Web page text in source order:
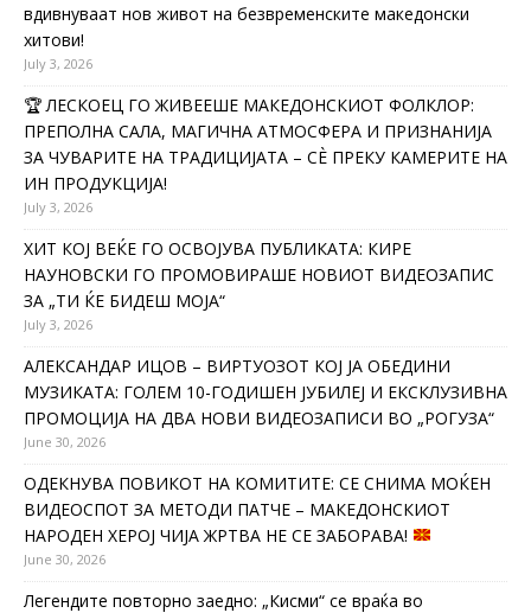
вдивнуваат нов живот на безвременските македонски
хитови!
July 3, 2026
🏆 ЛЕСКОЕЦ ГО ЖИВЕЕШЕ МАКЕДОНСКИОТ ФОЛКЛОР:
ПРЕПОЛНА САЛА, МАГИЧНА АТМОСФЕРА И ПРИЗНАНИЈА
ЗА ЧУВАРИТЕ НА ТРАДИЦИЈАТА – СÈ ПРЕКУ КАМЕРИТЕ НА
ИН ПРОДУКЦИЈА!
July 3, 2026
ХИТ КОЈ ВЕЌЕ ГО ОСВОЈУВА ПУБЛИКАТА: КИРЕ
НАУНОВСКИ ГО ПРОМОВИРАШЕ НОВИОТ ВИДЕОЗАПИС
ЗА „ТИ ЌЕ БИДЕШ МОЈА“
July 3, 2026
АЛЕКСАНДАР ИЦОВ – ВИРТУОЗОТ КОЈ ЈА ОБЕДИНИ
МУЗИКАТА: ГОЛЕМ 10-ГОДИШЕН ЈУБИЛЕЈ И ЕКСКЛУЗИВНА
ПРОМОЦИЈА НА ДВА НОВИ ВИДЕОЗАПИСИ ВО „РОГУЗА“
June 30, 2026
ОДЕКНУВА ПОВИКОТ НА КОМИТИТЕ: СЕ СНИМА МОЌЕН
ВИДЕОСПОТ ЗА МЕТОДИ ПАТЧЕ – МАКЕДОНСКИОТ
НАРОДЕН ХЕРОЈ ЧИЈА ЖРТВА НЕ СЕ ЗАБОРАВА!
June 30, 2026
Легендите повторно заедно: „Кисми“ се враќа во